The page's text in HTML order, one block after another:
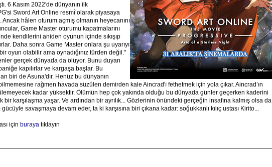
6 Kasım 2022'de dünyanın ilk
Sword Art Online resmî olarak piyasaya
hâlen oturum açmış olmanın heyecanını
Game Master oturumu kapatmalarını
kendilerini aniden oyunun içinde sıkışıp
Daha sonra Game Master onlara şu uyarıyı
oyun olabilir ama oynadığınız türden değil."
gerçek dünyada da ölüyor. Bunu duyan
kapılırlar ve kargaşa başlar. Bu
biri de Asuna'dır. Henüz bu dünyanın
rağmen havada süzülen demirden kale Aincrad'ı fethetmek için yola çıkar. Aincrad’ın
kadar yüksektir. Ölümün hep çok yakında olduğu bu dünyada günler geçerken kaderini
bir karşılaşma yaşar. Ve ardından bir ayrılık... Gözlerinin önündeki gerçeğin insafına kalmış olsa da
savaşmaya devam eder, ta ki karşısına biri çıkana kadar: soğukkanlı kılıç ustası Kirito...
için burayatıklayın